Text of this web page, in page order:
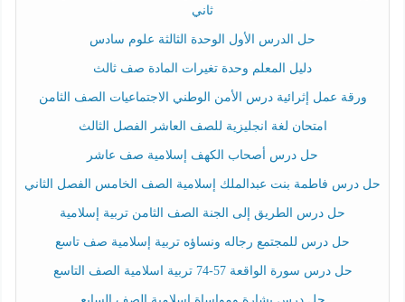
ثاني
حل الدرس الأول الوحدة الثالثة علوم سادس
دليل المعلم وحدة تغيرات المادة صف ثالث
ورقة عمل إثرائية درس الأمن الوطني الاجتماعيات الصف الثامن
امتحان لغة انجليزية للصف العاشر الفصل الثالث
حل درس أصحاب الكهف إسلامية صف عاشر
حل درس فاطمة بنت عبدالملك إسلامية الصف الخامس الفصل الثاني
حل درس الطريق إلى الجنة الصف الثامن تربية إسلامية
حل درس للمجتمع رجاله ونساؤه تربية إسلامية صف تاسع
حل درس سورة الواقعة 57-74 تربية اسلامية الصف التاسع